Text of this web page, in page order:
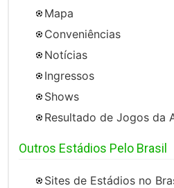
Mapa
Conveniências
Notícias
Ingressos
Shows
Resultado de Jogos da
Outros Estádios Pelo Brasil
Sites de Estádios no